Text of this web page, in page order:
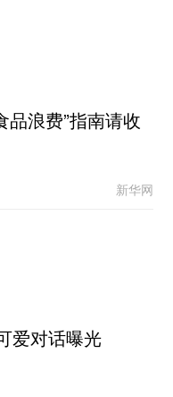
品浪费”指南请收
新华网
爱对话曝光